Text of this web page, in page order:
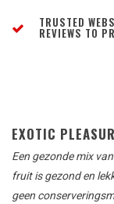
TRUSTED
REVIEWS TO
EXOTIC
Een gezonde mix
fruit is gezond en
geen